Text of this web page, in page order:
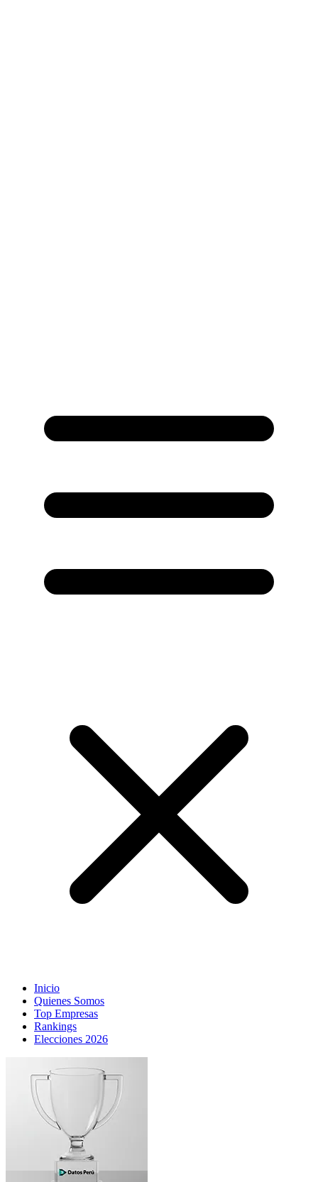
Inicio
Quienes Somos
Top Empresas
Rankings
Elecciones 2026